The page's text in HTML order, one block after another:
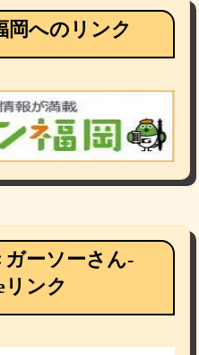
岡へのリンク
ーソーさん-
リンク